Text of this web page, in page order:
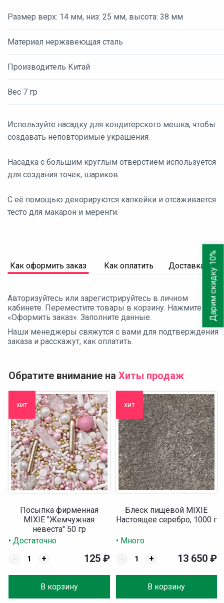
Размер верх: 14 мм, низ: 25 мм, высота: 38 мм
Материал нержавеющая сталь
Производитель Китай
Вес 7 гр
Используйте насадку для кондитерского мешка, чтобы
создавать неповторимые украшения.
Насадка с большим круглым отверстием используется
для создания точек, шариков.
С её помощью декорируются капкейки и отсаживается
тесто для макарон и меренги.
Как оформить заказ Как оплатить Доставка
Авторизуйтесь или зарегистрируйтесь в личном
кабинете. Переместите товары в корзину. Нажмите
«Оформить заказ». Заполните данные.
Наши менеджеры свяжутся с вами для подтверждения
заказа и расскажут, как оплатить.
Обратите внимание на Хиты продаж
хит
Посыпка фирменная
MIXIE "Жемчужная
невеста" 50 гр
• Достаточно
-
+
В корзину
125 ₽
хит
Блеск пищевой MIXIE
Настоящее серебро, 1000 г
• Много
-
+
В корзину
13 650 ₽
Дарим скидку 10%